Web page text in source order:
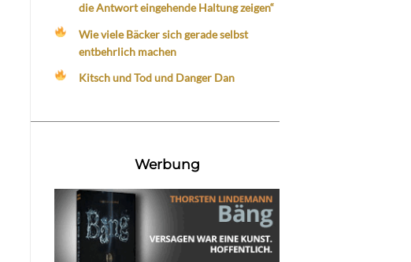
die Antwort eingehende Haltung zeigen“
Wie viele Bäcker sich gerade selbst
entbehrlich machen
Kitsch und Tod und Danger Dan
Werbung